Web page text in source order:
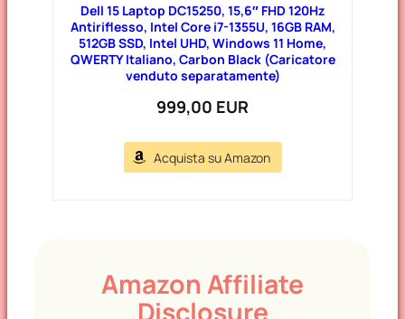
Dell 15 Laptop DC15250, 15,6″ FHD 120Hz
Antiriflesso, Intel Core i7-1355U, 16GB RAM,
512GB SSD, Intel UHD, Windows 11 Home,
QWERTY Italiano, Carbon Black (Caricatore
venduto separatamente)
999,00 EUR
Acquista su Amazon
Amazon Affiliate